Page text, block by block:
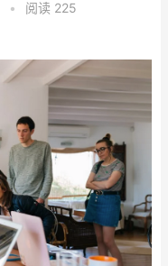
• 阅读 225